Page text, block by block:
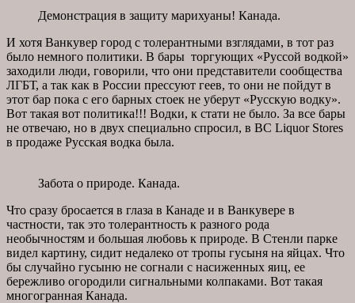
Демонстрация в защиту марихуаны! Канада.
И хотя Ванкувер город с толерантными взглядами, в тот раз
было немного политики. В бары торгующих «Руссой водкой»
заходили люди, говорили, что они представители сообщества
ЛГБТ, а так как в России прессуют геев, то они не пойдут в
этот бар пока с его барных стоек не уберут «Русскую водку».
Вот такая вот политика!!! Водки, к стати не было. За все бары
не отвечаю, но в двух специально спросил, в BC Liquor Stores
в продаже Русская водка была.
Забота о природе. Канада.
Что сразу бросается в глаза в Канаде и в Ванкувере в
частности, так это толерантность к разного рода
необычностям и большая любовь к природе. В Стенли парке
видел картину, сидит недалеко от тропы гусыня на яйцах. Что
бы случайно гусыню не согнали с насиженных яиц, ее
бережливо огородили сигнальными колпаками. Вот такая
многогранная Канада.